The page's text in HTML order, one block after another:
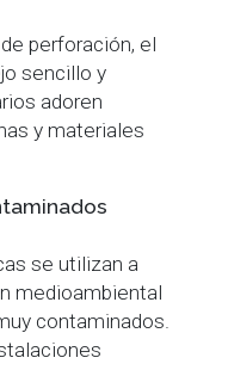
perforación, el
sencillo y
adoren
y materiales
se utilizan a
medioambiental
contaminados.